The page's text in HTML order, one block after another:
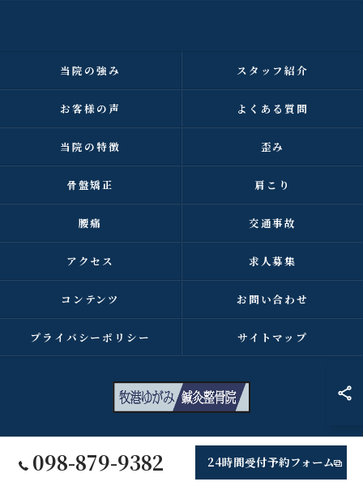
098-879-9382 24時間受付予約フォーム
当院の強み スタッフ紹介
お客様の声 よくある質問
当院の特徴 歪み
骨盤矯正 肩こり
腰痛 交通事故
アクセス 求人募集
コンテンツ お問い合わせ
プライバシーポリシー サイトマップ
© 2026 沖縄県浦添市の整骨院なら牧港ゆがみ鍼灸整骨院 ALL RIGHTS
RESERVED.